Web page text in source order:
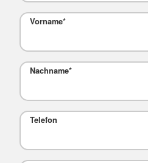
Vorname*
Nachname*
Telefon